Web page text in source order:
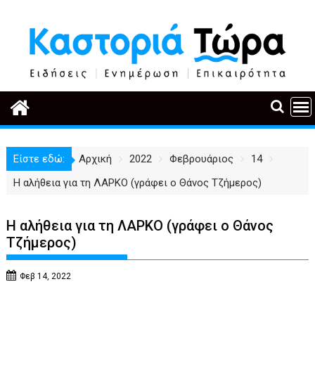
περιεχόμενο
Είστε εδώ: Αρχική 2022 Φεβρουάριος
14
Η αλήθεια για τη ΛΑΡΚΟ (γράφει ο Θάνος Τζήμερος)
Η αλήθεια για τη ΛΑΡΚΟ (γράφει ο Θάνος
Τζήμερος)
Φεβ 14, 2022